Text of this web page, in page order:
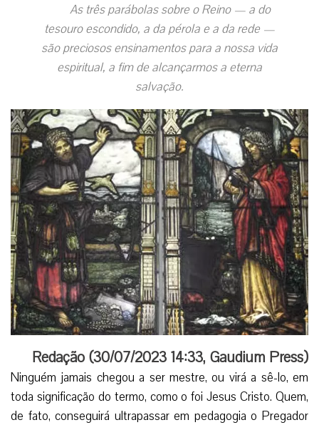
As três parábolas sobre o Reino — a do
tesouro escondido, a da pérola e a da rede —
são preciosos ensinamentos para a nossa vida
espiritual, a fim de alcançarmos a eterna
salvação.
Redação (30/07/2023 14:33, Gaudium Press)
Ninguém jamais chegou a ser mestre, ou virá a sê-lo, em
toda significação do termo, como o foi Jesus Cristo. Quem,
de fato, conseguirá ultrapassar em pedagogia o Pregador